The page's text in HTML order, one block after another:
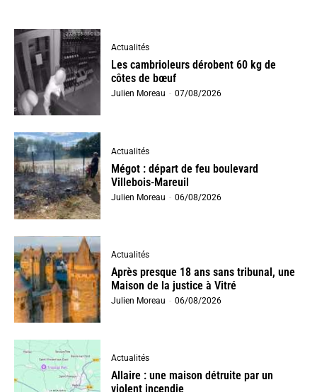
Actualités
Les cambrioleurs dérobent 60 kg de
côtes de bœuf
Julien Moreau - 07/08/2026
Actualités
Mégot : départ de feu boulevard
Villebois-Mareuil
Julien Moreau - 06/08/2026
Actualités
Après presque 18 ans sans tribunal, une
Maison de la justice à Vitré
Julien Moreau - 06/08/2026
Actualités
Allaire : une maison détruite par un
violent incendie